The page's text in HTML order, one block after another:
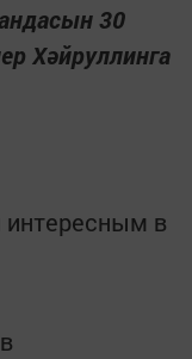
30
Хәйруллинга
в